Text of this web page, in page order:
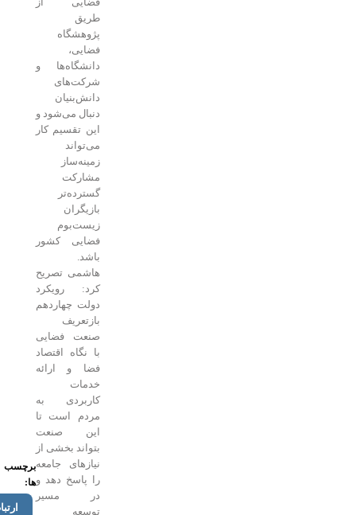
پژوهشگاه
دانشگاه‌ها و
شرکت‌های
دانش‌بنیان
دنبال می‌شود و
این تقسیم کار
زمینه‌ساز
مشارکت
گسترده‌تر
بازیگران
زیست‌بوم
فضایی کشور
هاشمی تصریح
کرد: رویکرد
دولت چهاردهم
بازتعریف
صنعت فضایی
با نگاه اقتصاد
فضا و ارائه
کاربردی به
مردم است تا
این صنعت
بتواند بخشی از
نیازهای جامعه
را پاسخ دهد و
در مسیر
برچسب
ها:
ارتباطات